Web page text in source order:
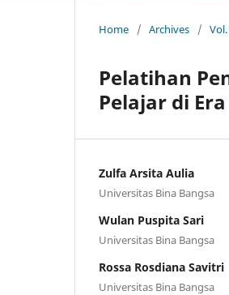
Home / Archives /
Pelatihan
Pelajar di
Zulfa Arsita Aulia
Universitas Bina Bangsa
Wulan Puspita Sari
Universitas Bina Bangsa
Rossa Rosdiana Savitri
Universitas Bina Bangsa